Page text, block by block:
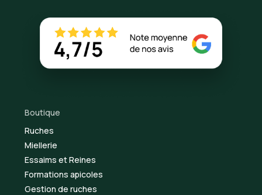
Boutique
Ruches
Miellerie
Essaims et Reines
Formations apicoles
Gestion de ruches